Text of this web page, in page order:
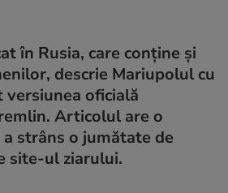
în Rusia, care conține și
descrie Mariupolul cu
oficială
Articolul are o
strâns o jumătate de
site-ul ziarului.